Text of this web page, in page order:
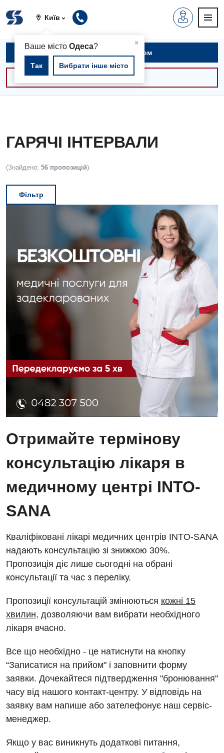
Київ
×
Ваше містоОдеса?
Так Вибрати інше місто
Записатися на прийом
Консультації -30%
ГАРЯЧІ ІНТЕРВАЛИ
(Знайдено: 56 пропозицій)
Фільтр
Отримайте термінову
консультацію лікаря в
медичному центрі INTO-
SANA
Кваліфіковані лікарі медичних центрів INTO-SANA
надають консультацію зі знижкою 30%.
Пропозиція діє лише сьогодні на обрані
консультації та час з переліку.
Пропозиції консультацій змінюються кожні 15
хвилин, дозволяючи вам вибрати необхідного
лікаря вчасно.
Все що необхідно - це натиснути на кнопку
“Записатися на прийом" і заповнити форму
заявки. Дочекайтеся підтвердження "бронювання"
часу від нашого контакт-центру. У відповідь на
заявку вам напише або зателефонує наш сервіс-
менеджер.
Якщо у вас виникнуть додаткові питання,